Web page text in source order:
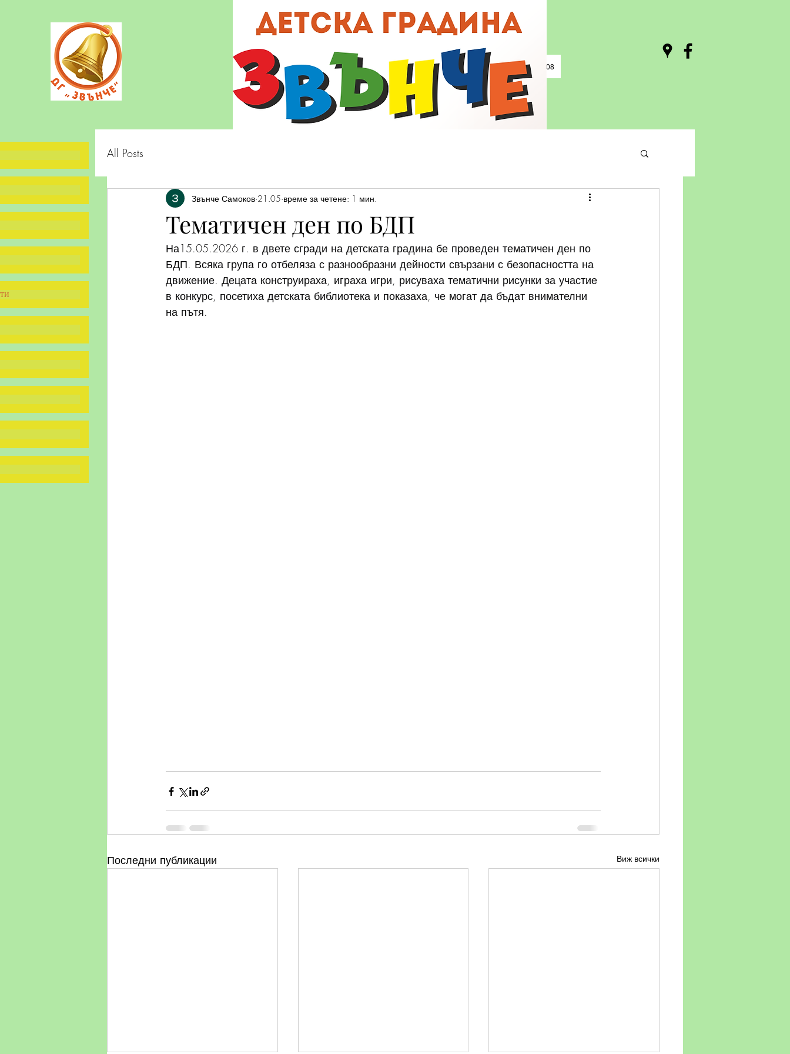
00:00 / 03:08
All Posts
Тематичен ден по БДП
Звънче Самоков 21.05 време за четене: 1 мин.
На15.05.2026 г. в двете сгради на детската градина бе проведен тематичен ден по
БДП. Всяка група го отбеляза с разнообразни дейности свързани с безопасността на
движение. Децата конструираха, играха игри, рисуваха тематични рисунки за участие
в конкурс, посетиха детската библиотека и показаха, че могат да бъдат внимателни
на пътя.
Последни публикации Виж всички